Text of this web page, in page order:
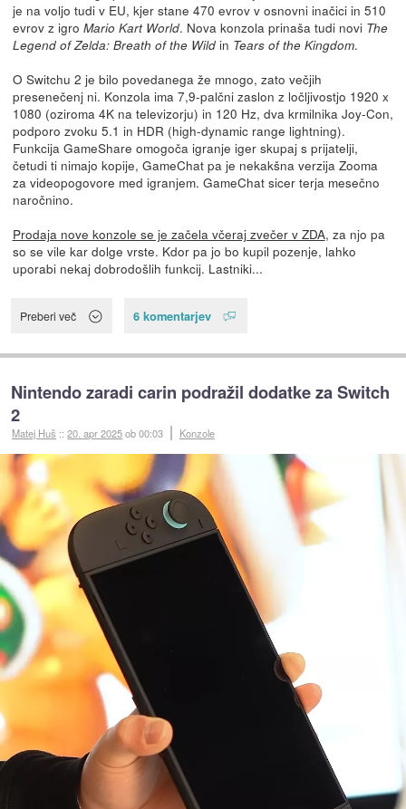
je na voljo tudi v EU, kjer stane 470 evrov v osnovni inačici in 510
evrov z igro Mario Kart World. Nova konzola prinaša tudi novi The
Legend of Zelda: Breath of the Wildin Tears of the Kingdom.
O Switchu 2 je bilo povedanega že mnogo, zato večjih
presenečenj ni. Konzola ima 7,9-palčni zaslon z ločljivostjo 1920 x
1080 (oziroma 4K na televizorju) in 120 Hz, dva krmilnika Joy-Con,
podporo zvoku 5.1 in HDR (high-dynamic range lightning).
Funkcija GameShare omogoča igranje iger skupaj s prijatelji,
četudi ti nimajo kopije, GameChat pa je nekakšna verzija Zooma
za videopogovore med igranjem. GameChat sicer terja mesečno
naročnino.
Prodaja nove konzole se je začela včeraj zvečer v ZDA, za njo pa
so se vile kar dolge vrste. Kdor pa jo bo kupil pozenje, lahko
uporabi nekaj dobrodošlih funkcij. Lastniki...
Preberi več 6 komentarjev
Nintendo zaradi carin podražil dodatke za Switch
2
Matej Huš ::20. apr 2025ob 00:03 Konzole